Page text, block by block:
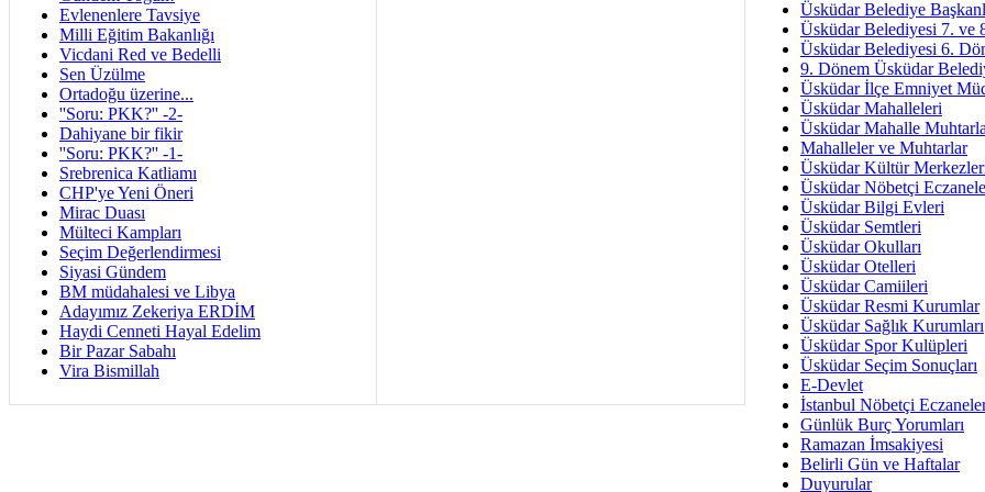
Evlenenlere Tavsiye
Milli Eğitim Bakanlığı
Vicdani Red ve Bedelli
Sen Üzülme
Ortadoğu üzerine...
''Soru: PKK?'' -2-
Dahiyane bir fikir
''Soru: PKK?'' -1-
Srebrenica Katliamı
CHP'ye Yeni Öneri
Mirac Duası
Mülteci Kampları
Seçim Değerlendirmesi
Siyasi Gündem
BM müdahalesi ve Libya
Adayımız Zekeriya ERDİM
Haydi Cenneti Hayal Edelim
Bir Pazar Sabahı
Vira Bismillah
Av.
İmar Sorunlarının Genel
Arakan
Bayramın
Ruhsal
Üsküdar
Üsküdar Belediye
Üsküdar Belediyesi 7. ve
Üsküdar Belediyesi 6.
9. Dönem Üsküdar
Üsküdar İlçe Emniyet
Üsküdar Mahalleleri
Üsküdar Mahalle
Mahalleler ve Muhtarlar
Üsküdar Kültür
Üsküdar Nöbetçi
Üsküdar Bilgi Evleri
Üsküdar Semtleri
Üsküdar Okulları
Üsküdar Otelleri
Üsküdar Camiileri
Üsküdar Resmi Kurumlar
Üsküdar Sağlık Kurumları
Üsküdar Spor Kulüpleri
Üsküdar Seçim Sonuçları
E-Devlet
İstanbul Nöbetçi
Günlük Burç Yorumları
Ramazan İmsakiyesi
Belirli Gün ve Haftalar
Duyurular